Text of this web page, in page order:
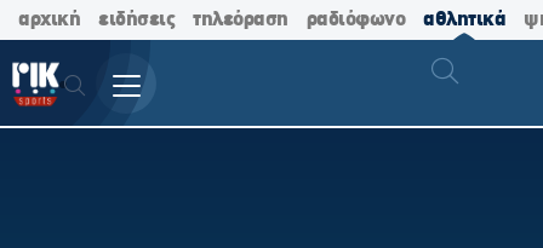
αρχική ειδήσεις τηλεόραση ραδιόφωνο αθλητικά